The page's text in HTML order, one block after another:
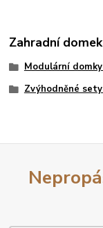
Zahradní
Modulární
Zvýhodněné